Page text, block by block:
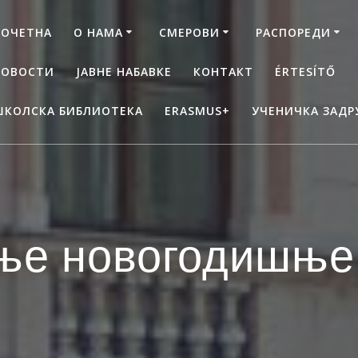
О НАМА СМЕРОВИ РАСПОРЕДИ
ЈАВНЕ НАБАВКЕ КОНТАКТ ÉRTESÍTŐ
БИБЛИОТЕКА ERASMUS+ УЧЕНИЧКА
новогодишње